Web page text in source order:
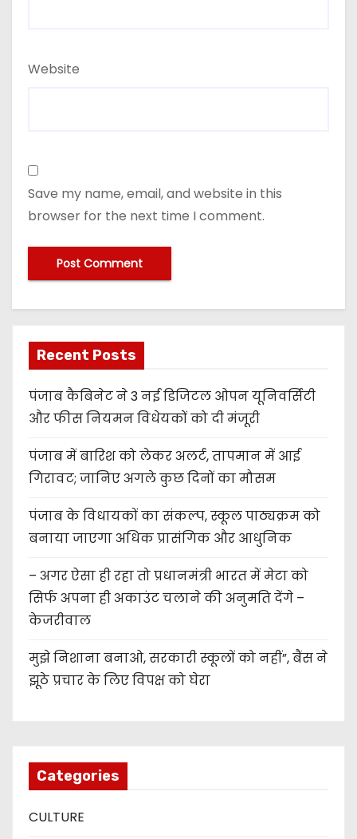
Website
Save my name, email, and website in this
browser for the next time I comment.
Recent Posts
पंजाब कैबिनेट ने 3 नई डिजिटल ओपन यूनिवर्सिटी
और फीस नियमन विधेयकों को दी मंजूरी
पंजाब में बारिश को लेकर अलर्ट, तापमान में आई
गिरावट; जानिए अगले कुछ दिनों का मौसम
पंजाब के विधायकों का संकल्प, स्कूल पाठ्यक्रम को
बनाया जाएगा अधिक प्रासंगिक और आधुनिक
– अगर ऐसा ही रहा तो प्रधानमंत्री भारत में मेटा को
सिर्फ अपना ही अकाउंट चलाने की अनुमति देंगे –
केजरीवाल
मुझे निशाना बनाओ, सरकारी स्कूलों को नहीं”, बैंस ने
झूठे प्रचार के लिए विपक्ष को घेरा
Categories
CULTURE